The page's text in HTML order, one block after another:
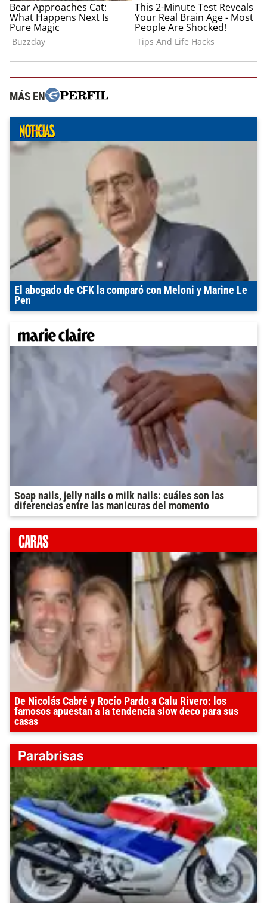
MÁS EN
El abogado de CFK la comparó con Meloni y Marine Le
Pen
Soap nails, jelly nails o milk nails: cuáles son las
diferencias entre las manicuras del momento
De Nicolás Cabré y Rocío Pardo a Calu Rivero: los
famosos apuestan a la tendencia slow deco para sus
casas